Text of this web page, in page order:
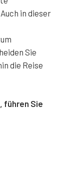
in dieser
Sie
die Reise
führen Sie